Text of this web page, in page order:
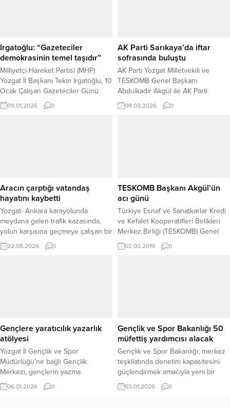
Irgatoğlu: “Gazeteciler
demokrasinin temel taşıdır”
Milliyetçi Hareket Partisi (MHP)
Yozgat İl Başkanı Tekin Irgatoğlu, 10
Ocak Çalışan Gazeteciler Günü
dolayısıyla yayımladığı mesajda,
gazeteciliğin toplumun haber alma
bilgiye ulaşmasında...
09.01.2026 0
AK Parti Sarıkaya’da iftar
sofrasında buluştu
AK Parti Yozgat Milletvekili ve
TESKOMB Genel Başkanı
Abdulkadir Akgül ile AK Parti
Yozgat Milletvekili Süleyman Şahan,
teşkilat buluşmaları kapsamında
Akgül ve Şahan, salonu dolduran
hemşehrileriyle yakından
ilgilenerek...
09.03.2026 0
Aracın çarptığı vatandaş
hayatını kaybetti
Yozgat- Ankara karayolunda
meydana gelen trafik kazasında,
yolun karşısına geçmeye çalışan bir
yayaya araç çarptı. Feci kazada
vatandaş hayatını kaybetti. Edinilen
sürücüler durumu hemen 112 Acil...
22.05.2026 0
TESKOMB Başkanı Akgül’ün
acı günü
Türkiye Esnaf ve Sanatkarlar Kredi
ve Kefalet Kooperatifleri Birlikleri
Merkez Birliği (TESKOMB) Genel
Başkan Abdülkadir Akgül, hayatının
en acı günlerinden birisini annesi
02.03.2019 0
Gençlere yaratıcılık yazarlık
atölyesi
Yozgat İl Gençlik ve Spor
Müdürlüğü’ne bağlı Gençlik
Merkezi, gençlerin yazma
becerilerini geliştirmelerine katkı
sağlamak amacıyla “Yaratıcılık
06.01.2026 0
Gençlik ve Spor Bakanlığı 50
müfettiş yardımcısı alacak
Gençlik ve Spor Bakanlığı, merkez
teşkilatında denetim kapasitesini
güçlendirmek amacıyla yeni bir
personel alım ilanı yayımladı.
Bakanlığın resmî internet sitesi ve
03.01.2026 0